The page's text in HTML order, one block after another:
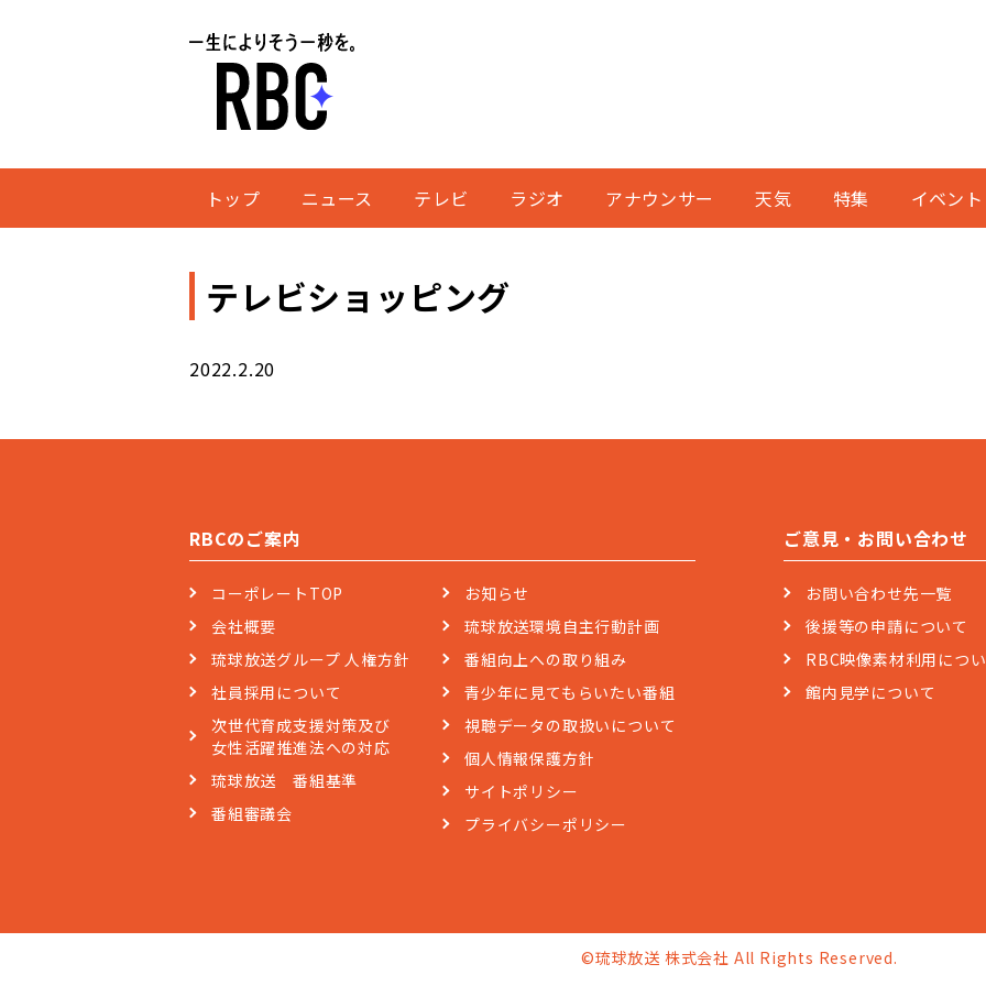
トップ ニュース テレビ ラジオ アナウンサー 天気 特集 イベント
テレビショッピング
2022.2.20
RBCのご案内
コーポレートTOP
会社概要
琉球放送グループ 人権方針
社員採用について
次世代育成支援対策及び
女性活躍推進法への対応
琉球放送 番組基準
番組審議会
お知らせ
琉球放送環境自主行動計画
番組向上への取り組み
青少年に見てもらいたい番組
視聴データの取扱いについて
個人情報保護方針
サイトポリシー
プライバシーポリシー
ご意見・お問い合わせ
お問い合わせ先一覧
後援等の申請について
RBC映像素材利用につ
館内見学について
©琉球放送 株式会社 All Rights Reserved.